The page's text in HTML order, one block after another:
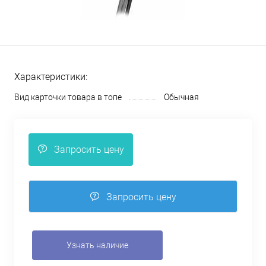
Характеристики:
Вид карточки товара в топе Обычная
Запросить цену
Запросить цену
Узнать наличие